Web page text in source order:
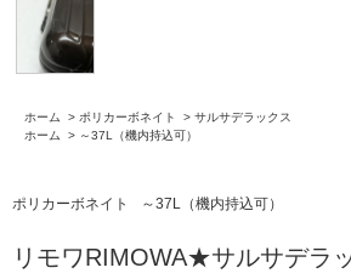
ホーム > ポリカーボネイト > サルサデラックス
ホーム
> ～37L（機内持込可）
ポリカーボネイト ～37L（機内持込可）
リモワRIMOWA★サルサデラ